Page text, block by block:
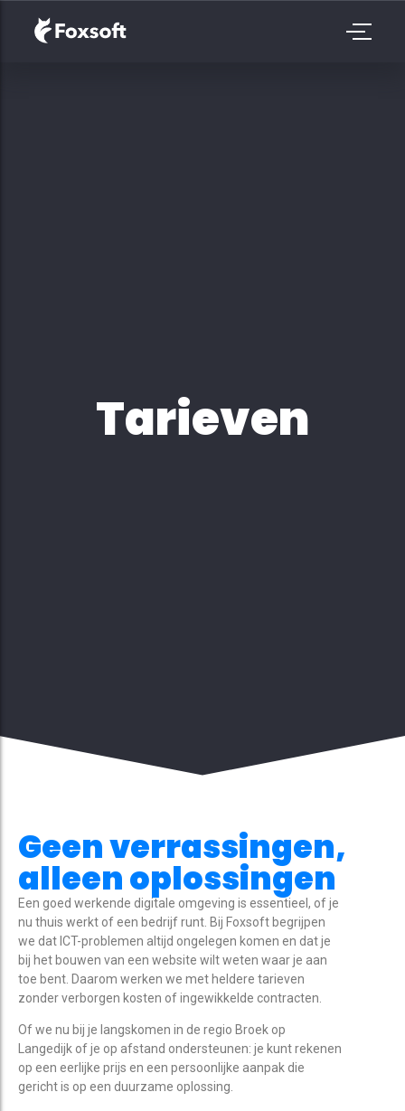
Tarieven
Geen verrassingen,
alleen oplossingen
Een goed werkende digitale omgeving is essentieel, of je
nu thuis werkt of een bedrijf runt. Bij Foxsoft begrijpen
we dat ICT-problemen altijd ongelegen komen en dat je
bij het bouwen van een website wilt weten waar je aan
toe bent. Daarom werken we met heldere tarieven
zonder verborgen kosten of ingewikkelde contracten.
Of we nu bij je langskomen in de regio Broek op
Langedijk of je op afstand ondersteunen: je kunt rekenen
op een eerlijke prijs en een persoonlijke aanpak die
gericht is op een duurzame oplossing.